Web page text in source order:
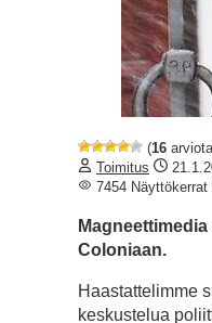
(16
Toimitus
7454 Näyttökerrat
Coloniaan.
Haastattelimme
keskustelua